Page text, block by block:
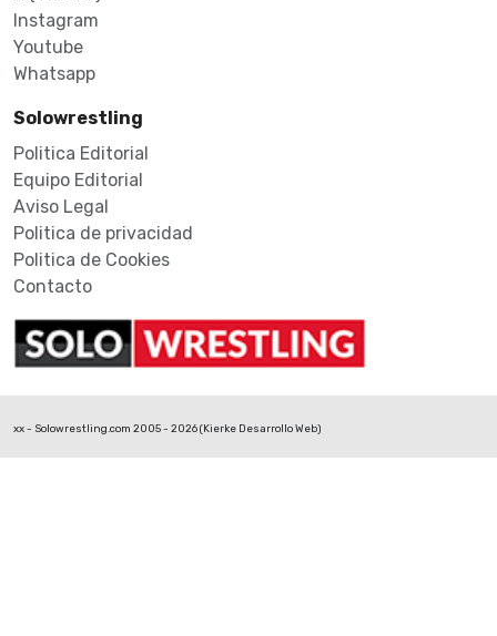
Instagram
Youtube
Whatsapp
Solowrestling
Politica Editorial
Equipo Editorial
Aviso Legal
Politica de privacidad
Politica de Cookies
Contacto
xx - Solowrestling.com 2005 - 2026 (Kierke Desarrollo Web)